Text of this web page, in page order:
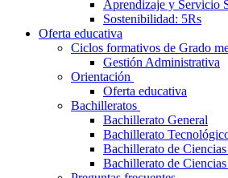
Aprendizaje y Servicio
Sostenibilidad: 5Rs
Oferta educativa
Ciclos formativos de Grado
Gestión Administrativa
Orientación
Oferta educativa
Bachilleratos
Bachillerato General
Bachillerato
Bachillerato de
Bachillerato de